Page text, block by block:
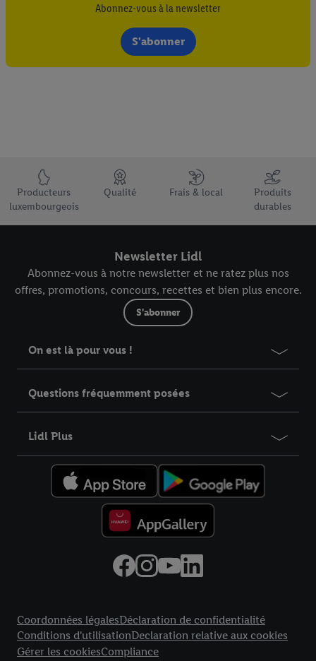
Abonnez-vous à la newsletter
S'abonner
Élément du pied de page avec les USPs de Lidl Luxembourg
Producteurs
luxembourgeois
Qualité Frais & local
Produits
durables
Newsletter Lidl
Abonnez-vous à notre newsletter et ne ratez plus nos
offres, promotions, concours, recettes et bien plus encore.
S'abonner
On est là pour vous !
Questions fréquemment posées
Lidl Plus
Coordonnées légalesDéclaration de confidentialité
Conditions d'utilisationDeclaration relative aux cookies
Gérer les cookiesCompliance